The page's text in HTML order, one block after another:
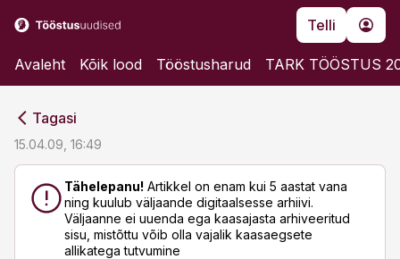
Telli
Avaleht Kõik lood Tööstusharud TARK TÖÖSTUS
Tagasi
15.04.09, 16:49
Tähelepanu! Artikkel on enam kui 5 aastat vana
ning kuulub väljaande digitaalsesse arhiivi.
Väljaanne ei uuenda ega kaasajasta arhiveeritud
sisu, mistõttu võib olla vajalik kaasaegsete
allikatega tutvumine